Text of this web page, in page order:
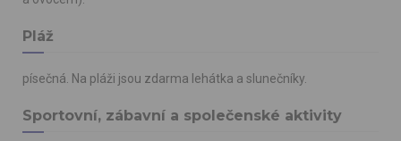
Pláž
písečná. Na pláži jsou zdarma lehátka a slunečníky.
Sportovní, zábavní a společenské aktivity